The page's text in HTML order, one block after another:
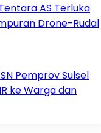
AS Terluka
Drone-Rudal
Pemprov Sulsel
ke Warga dan